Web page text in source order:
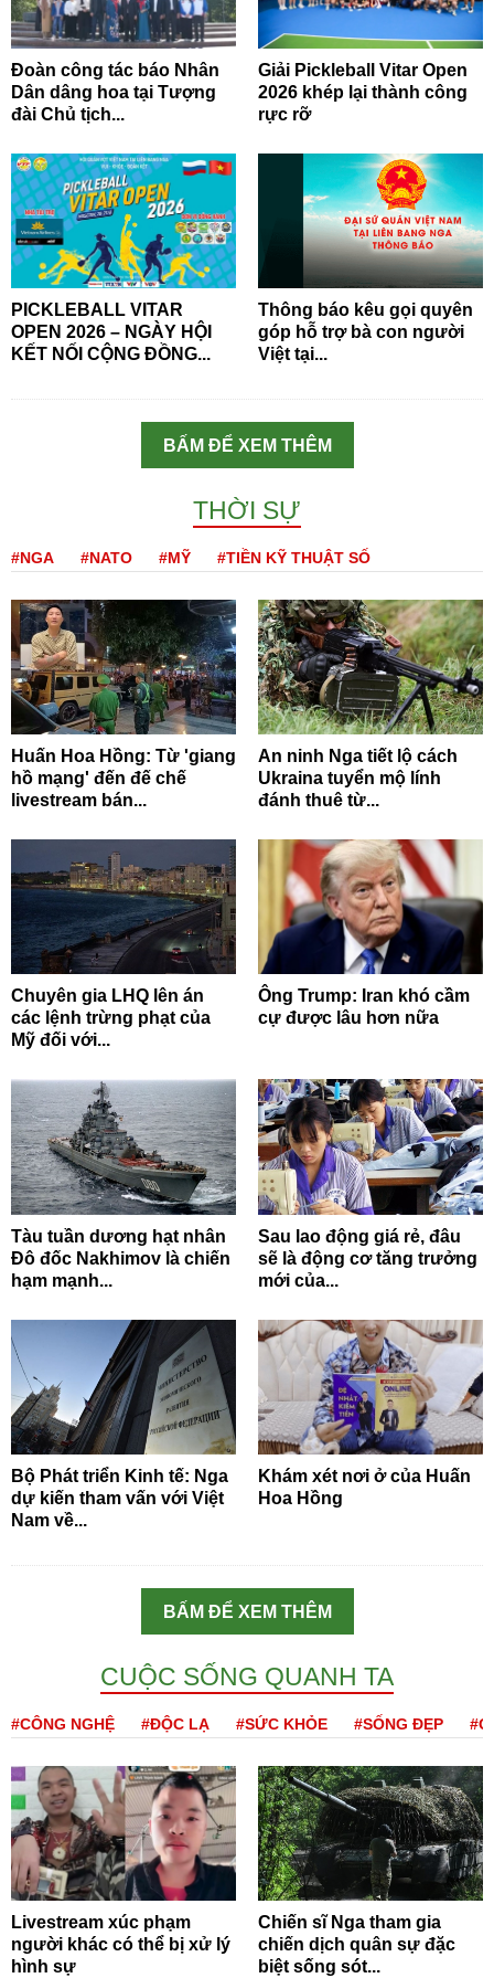
Đoàn công tác báo Nhân
Dân dâng hoa tại Tượng
đài Chủ tịch...
Giải Pickleball Vitar Open
2026 khép lại thành công
rực rỡ
PICKLEBALL VITAR
OPEN 2026 – NGÀY HỘI
KẾT NỐI CỘNG ĐỒNG...
Thông báo kêu gọi quyên
góp hỗ trợ bà con người
Việt tại...
BẤM ĐỂ XEM THÊM
THỜI SỰ
#NGA #NATO #MỸ #TIỀN KỸ THUẬT SỐ
Huấn Hoa Hồng: Từ 'giang
hồ mạng' đến đế chế
livestream bán...
An ninh Nga tiết lộ cách
Ukraina tuyển mộ lính
đánh thuê từ...
Chuyên gia LHQ lên án
các lệnh trừng phạt của
Mỹ đối với...
Ông Trump: Iran khó cầm
cự được lâu hơn nữa
Tàu tuần dương hạt nhân
Đô đốc Nakhimov là chiến
hạm mạnh...
Sau lao động giá rẻ, đâu
sẽ là động cơ tăng trưởng
mới của...
Bộ Phát triển Kinh tế: Nga
dự kiến tham vấn với Việt
Nam về...
Khám xét nơi ở của Huấn
Hoa Hồng
BẤM ĐỂ XEM THÊM
CUỘC SỐNG QUANH TA
#CÔNG NGHỆ #ĐỘC LẠ #SỨC KHỎE #SỐNG ĐẸP
Livestream xúc phạm
người khác có thể bị xử lý
hình sự
Chiến sĩ Nga tham gia
chiến dịch quân sự đặc
biệt sống sót...